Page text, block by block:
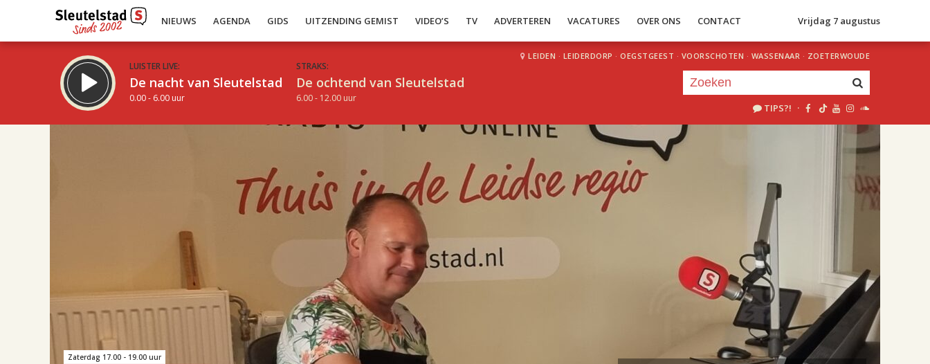
NIEUWS AGENDA GIDS UITZENDING GEMIST VIDEO’S TV ADVERTEREN VACATURES OVER ONS CONTACT Vrijdag 7 augustus
LUISTER LIVE:
De nacht van Sleutelstad
0.00 - 6.00 uur
STRAKS:
De ochtend van Sleutelstad
6.00 - 12.00 uur
LEIDEN · LEIDERDORP · OEGSTGEEST · VOORSCHOTEN · WASSENAAR · ZOETERWOUDE
TIPS?! ·
uur 1 van 2
Volgend uur
Zaterdag 17.00 - 19.00 uur